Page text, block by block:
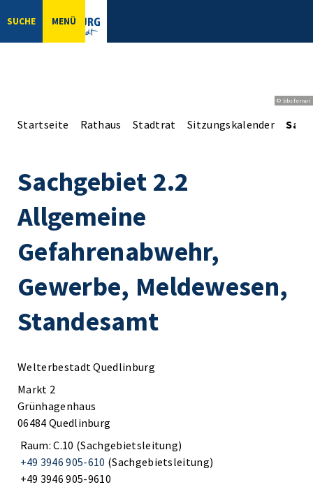
SUCHE MENÜ
© bbsferrari
Startseite Rathaus Stadtrat Sitzungskalender
Sachgebiet 2.2
Allgemeine
Gefahrenabwehr,
Gewerbe, Meldewesen,
Standesamt
Welterbestadt Quedlinburg
Markt 2
Grünhagenhaus
06484 Quedlinburg
Raum: C.10 (Sachgebietsleitung)
+49 3946 905-610 (Sachgebietsleitung)
+49 3946 905-9610